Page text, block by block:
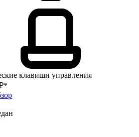
клавиши управления